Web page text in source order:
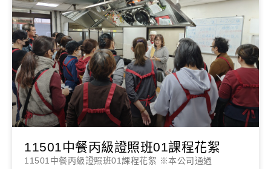
11501中餐丙級證照班01課程花絮
11501中餐丙級證照班01課程花絮 ※本公司通過